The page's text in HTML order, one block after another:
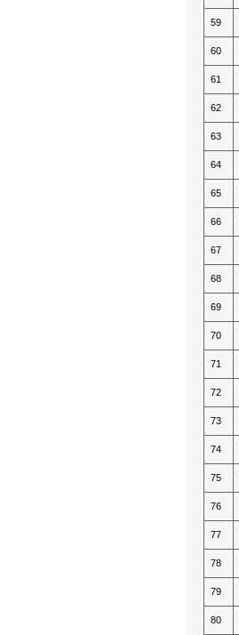
59
60
61
62
63
64
65
66
67
68
69
70
71
72
73
74
75
76
77
78
79
80